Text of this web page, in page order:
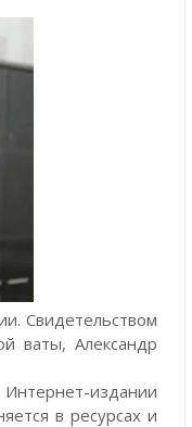
Свидетельством
ваты, Александр
издании
в ресурсах и